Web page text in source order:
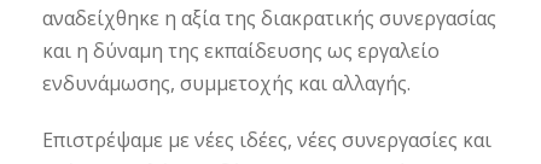
αναδείχθηκε η αξία της διακρατικής συνεργασίας
και η δύναμη της εκπαίδευσης ως εργαλείο
ενδυνάμωσης, συμμετοχής και αλλαγής.
Επιστρέψαμε με νέες ιδέες, νέες συνεργασίες και